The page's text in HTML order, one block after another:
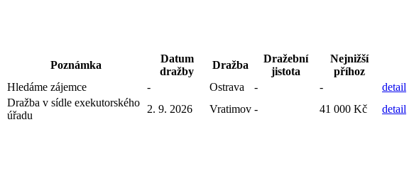
Poznámka
Datum
dražby
Dražba
Dražební
jistota
Nejnižší
příhoz
Hledáme zájemce - Ostrava - -
detail
Dražba v sídle exekutorského
úřadu
2. 9. 2026 Vratimov - 41 000 Kč detail